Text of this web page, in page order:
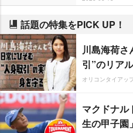
話題の特集をPICK UP！
川島海荷
引”のリアル
オリコンタイアッ
マクドナル
生の甲子園」